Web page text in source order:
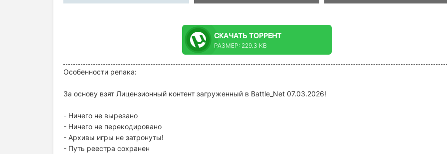
СКАЧАТЬ ТОРРЕНТ
РАЗМЕР: 229.3 KB
Особенности репака:
За основу взят Лицензионный контент загруженный в Battle_Net 07.03.2026!
- Ничего не вырезано
- Ничего не перекодировано
- Архивы игры не затронуты!
- Путь реестра сохранен